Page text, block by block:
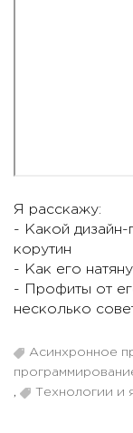
Я расскажу:
- Какой дизайн-
корутин
- Как его
- Профиты от
несколько
Асинхронное
,
Технологии и